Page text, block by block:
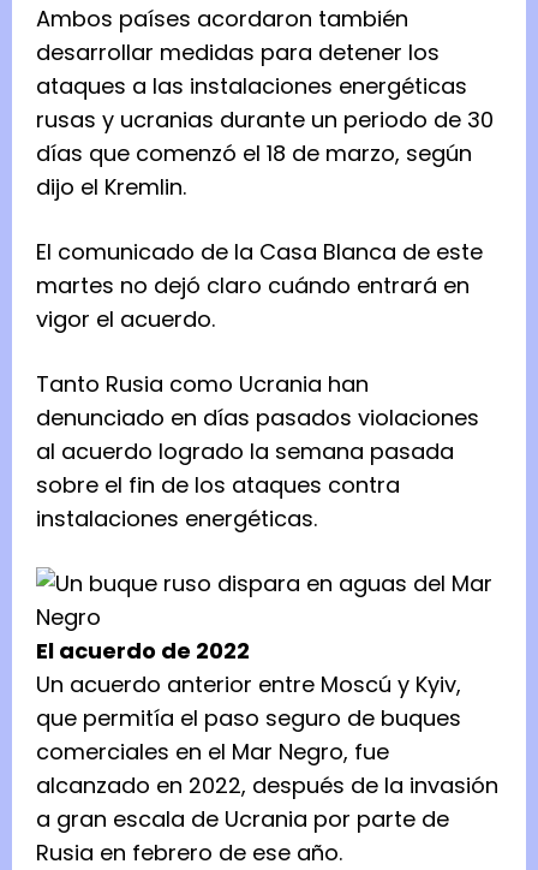
Ambos países acordaron también
desarrollar medidas para detener los
ataques a las instalaciones energéticas
rusas y ucranias durante un periodo de 30
días que comenzó el 18 de marzo, según
dijo el Kremlin.
El comunicado de la Casa Blanca de este
martes no dejó claro cuándo entrará en
vigor el acuerdo.
Tanto Rusia como Ucrania han
denunciado en días pasados violaciones
al acuerdo logrado la semana pasada
sobre el fin de los ataques contra
instalaciones energéticas.
El acuerdo de 2022
Un acuerdo anterior entre Moscú y Kyiv,
que permitía el paso seguro de buques
comerciales en el Mar Negro, fue
alcanzado en 2022, después de la invasión
a gran escala de Ucrania por parte de
Rusia en febrero de ese año.